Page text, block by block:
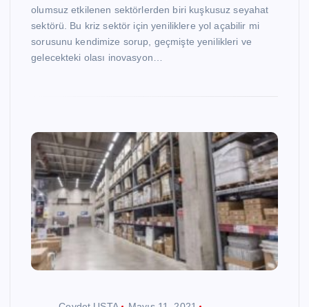
olumsuz etkilenen sektörlerden biri kuşkusuz seyahat
sektörü. Bu kriz sektör için yeniliklere yol açabilir mi
sorusunu kendimize sorup, geçmişte yenilikleri ve
gelecekteki olası inovasyon…